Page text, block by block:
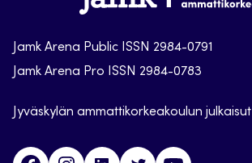
Arena
Jamk Arena Public ISSN 2984-0791
Jamk Arena Pro ISSN 2984-0783
Jyväskylän ammattikorkeakoulun julkaisut
FacebookInstagramLinkedinTwitter